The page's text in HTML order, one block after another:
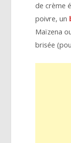
de crème
poivre, un
Maïzena
brisée